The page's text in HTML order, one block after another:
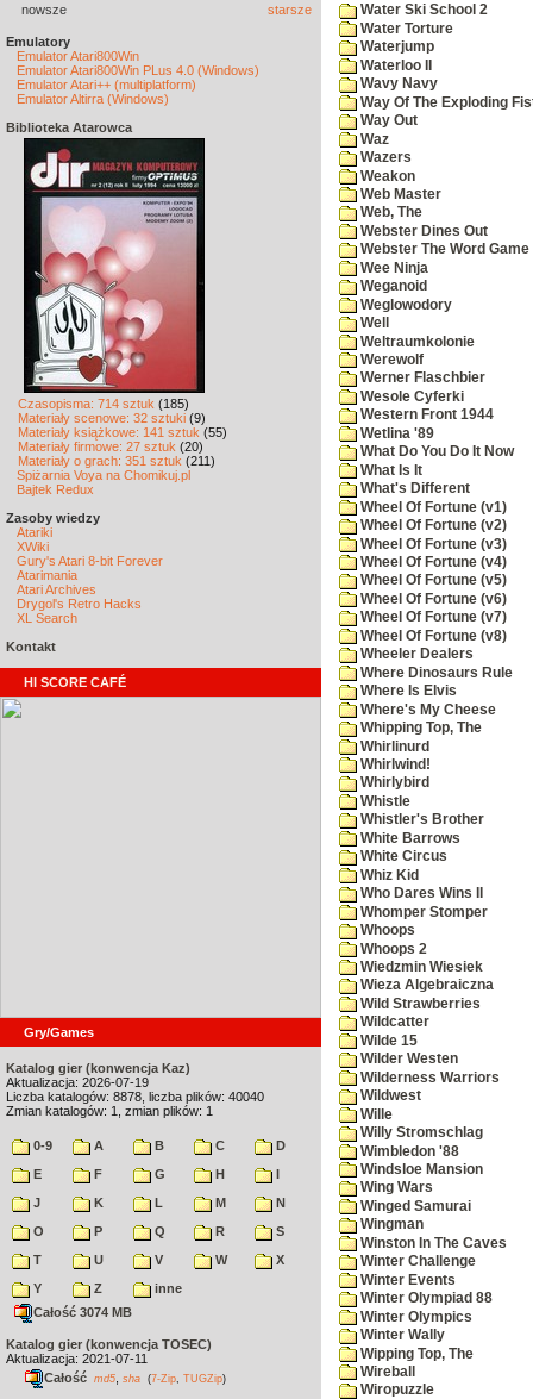
nowsze starsze
Emulatory
Emulator Atari800Win
Emulator Atari800Win PLus 4.0 (Windows)
Emulator Atari++ (multiplatform)
Emulator Altirra (Windows)
Biblioteka Atarowca
Czasopisma: 714 sztuk (185)
Materiały scenowe: 32 sztuki (9)
Materiały książkowe: 141 sztuk (55)
Materiały firmowe: 27 sztuk (20)
Materiały o grach: 351 sztuk (211)
Spiżarnia Voya na Chomikuj.pl
Bajtek Redux
Zasoby wiedzy
Atariki
XWiki
Gury's Atari 8-bit Forever
Atarimania
Atari Archives
Drygol's Retro Hacks
XL Search
Kontakt
HI SCORE CAFÉ
Gry/Games
Katalog gier (konwencja Kaz)
Aktualizacja: 2026-07-19
Liczba katalogów: 8878, liczba plików: 40040
Zmian katalogów: 1, zmian plików: 1
0-9 A B C
D
E
F G H
I
J
K L M
N
O
P Q R
S
T
U V W
X
Y
Z
inne
Całość 3074 MB
Katalog gier (konwencja TOSEC)
Aktualizacja: 2021-07-11
Całość md5 sha (7-Zip TUGZip)
Water Ski School 2
Water Torture
Waterjump
Waterloo II
Wavy Navy
Way Of The Exploding
Way Out
Waz
Wazers
Weakon
Web Master
Web, The
Webster Dines Out
Webster The Word Game
Wee Ninja
Weganoid
Weglowodory
Well
Weltraumkolonie
Werewolf
Werner Flaschbier
Wesole Cyferki
Western Front 1944
Wetlina '89
What Do You Do It Now
What Is It
What's Different
Wheel Of Fortune (v1)
Wheel Of Fortune (v2)
Wheel Of Fortune (v3)
Wheel Of Fortune (v4)
Wheel Of Fortune (v5)
Wheel Of Fortune (v6)
Wheel Of Fortune (v7)
Wheel Of Fortune (v8)
Wheeler Dealers
Where Dinosaurs Rule
Where Is Elvis
Where's My Cheese
Whipping Top, The
Whirlinurd
Whirlwind!
Whirlybird
Whistle
Whistler's Brother
White Barrows
White Circus
Whiz Kid
Who Dares Wins II
Whomper Stomper
Whoops
Whoops 2
Wiedzmin Wiesiek
Wieza Algebraiczna
Wild Strawberries
Wildcatter
Wilde 15
Wilder Westen
Wilderness Warriors
Wildwest
Wille
Willy Stromschlag
Wimbledon '88
Windsloe Mansion
Wing Wars
Winged Samurai
Wingman
Winston In The Caves
Winter Challenge
Winter Events
Winter Olympiad 88
Winter Olympics
Winter Wally
Wipping Top, The
Wireball
Wiropuzzle